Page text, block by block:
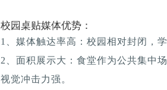
校园桌贴媒体优势：
1、媒体触达率高：校园相对封闭，
2、面积展示大：食堂作为公共集中
视觉冲击力强。